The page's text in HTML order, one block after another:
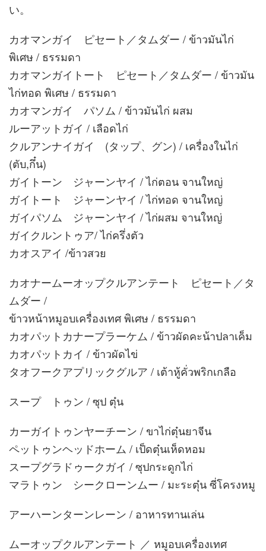
い。
カオマンガイ ピセート／タムダー / ข้าวมันไก่
พิเศษ / ธรรมดา
カオマンガイトート ピセート／タムダー / ข้าวมัน
ไก่ทอด พิเศษ / ธรรมดา
カオマンガイ パソム / ข้าวมันไก่ ผสม
ルーアットガイ / เลือดไก่
クルアンナイガイ (タップ、グン) / เครื่องในไก่
(ตับ,กึ๋น)
ガイトーン ジャーンヤイ / ไก่ตอน จานใหญ่
ガイトート ジャーンヤイ / ไก่ทอด จานใหญ่
ガイパソム ジャーンヤイ / ไก่ผสม จานใหญ่
ガイクルントゥア/ ไก่ครึ่งตัว
カオスアイ /ข้าวสวย
カオナームーオップクルアンテート ピセート／タ
ムダー /
ข้าวหน้าหมูอบเครื่องเทศ พิเศษ / ธรรมดา
カオパットカナープラーケム / ข้าวผัดคะน้าปลาเค็ม
カオパットカイ / ข้าวผัดไข่
タオフークアプリックグルア / เต้าหู้คั่วพริกเกลือ
スープ トゥン / ซุป ตุ๋น
カーガイトゥンヤーチーン / ขาไก่ตุ๋นยาจีน
ペットゥンヘッドホーム / เป็ดตุ๋นเห็ดหอม
スープグラドゥークガイ / ซุปกระดูกไก่
マラトゥン シークローンムー / มะระตุ๋น ซี่โครงหมู
アーハーンターンレーン / อาหารทานเล่น
ムーオップクルアンテート ／ หมูอบเครื่องเทศ